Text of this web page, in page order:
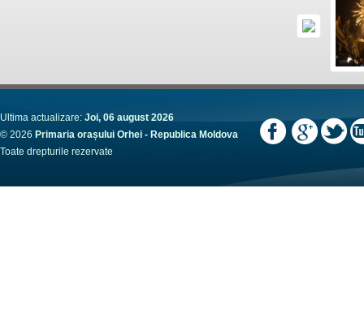
Ultima actualizare: Joi, 06 august 2026
© 2026 Primaria orașului Orhei - Republica Moldova
Toate drepturile rezervate